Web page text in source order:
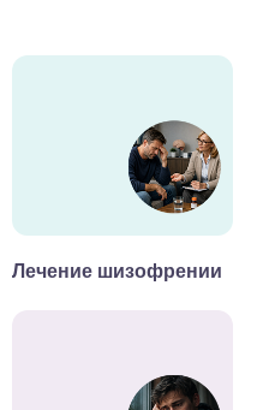
Лечение шизофрении